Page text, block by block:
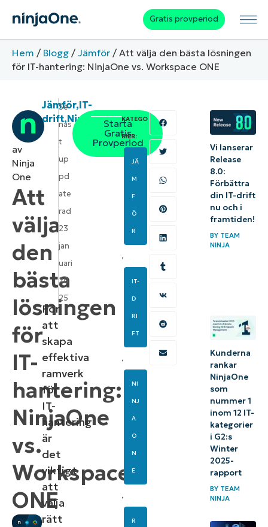
Gratis provperiod
Hem / Blogg / Jämför / Att välja den bästa lösningen
för IT-hantering: NinjaOne vs. Workspace ONE
Att
välja
den
bästa
lösningen
för
IT-
hantering:
NinjaOne
vs.
Workspace
ONE
av
Ninja
One
Jämför,IT-
drift,NinjaOne,RMM
Se
nas
t
up
pd
ate
rad
23
jan
uari
20
25
För
att
skapa
effektiva
ramverk
för
IT-
hantering
är
det
viktigt
att
välja
rätt
Starta
Gratis
Provperiod
KATEGO
RIER:
JÄ
M
F
Ö
R
,
IT-
D
RI
FT
,
NI
NJ
A
O
N
E
,
R
Vi lanserar
Release
8.0:
Förbättra
din IT-drift
nu och i
framtiden!
BYTEAM
NINJA
Kunderna
rankar
NinjaOne
som
nummer 1
inom 12 IT-
kategorier
i G2:s
Winter
2025-
rapport
BYTEAM
NINJA